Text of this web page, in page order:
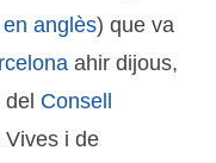
en anglès) que va
ahir dijous,
del Consell
Vives i de